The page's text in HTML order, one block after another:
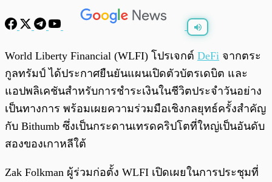
World Liberty Financial (WLFI) โปรเจกต์ DeFi จากตระ
กูลทรัมป์ ได้ประกาศยืนยันแผนเปิดตัวบัตรเดบิต และ
แอปพลิเคชันสำหรับการชำระเงินในชีวิตประจำวันอย่าง
เป็นทางการ พร้อมเผยความร่วมมือเชิงกลยุทธ์ครั้งสำคัญ
กับ Bithumb ซึ่งเป็นกระดานเทรดคริปโตที่ใหญ่เป็นอันดับ
สองของเกาหลีใต้
Zak Folkman ผู้ร่วมก่อตั้ง WLFI เปิดเผยในการประชุมที่